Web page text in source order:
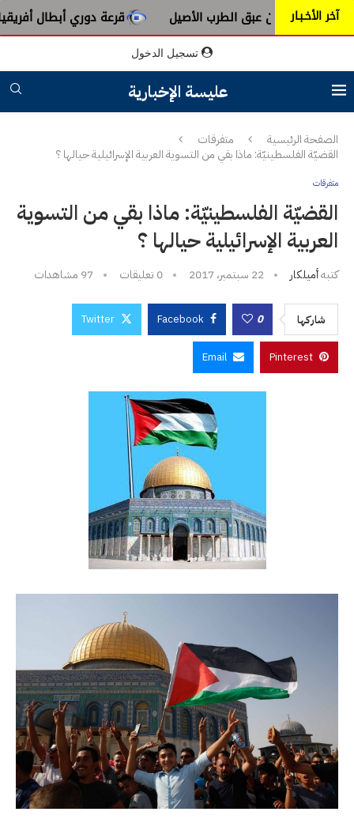
آخر الأخـبـار
من عبق الطرب الأصيل قرعة دوري أبطال أفريقيا : النادي
تسجيل الدخول
عليسة الإخبارية
الصفحة الرئيسية
متفرقات
القضيّة الفلسطينيّة: ماذا بقي من التسوية العربية الإسرائيلية حيالها ؟
متفرقات
القضيّة الفلسطينيّة: ماذا بقي من التسوية
العربية الإسرائيلية حيالها ؟
كتبهأميلكار 22 سبتمبر، 2017 0 تعليقات 97 مشاهدات
شاركها 0
Facebook
Twitter
Pinterest
Email